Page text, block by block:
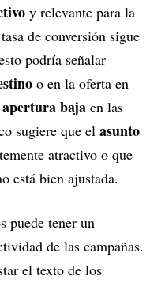
y relevante para la
de conversión sigue
podría señalar
o en la oferta en
apertura baja en las
sugiere que el asunto
atractivo o que
está bien ajustada.
puede tener un
de las campañas.
el texto de los